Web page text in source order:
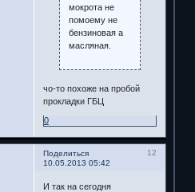
мокрота не
помоему не
бензиновая а
масляная.
чо-то похоже на пробой
прокладки ГБЦ
0
Поделиться
12
10.05.2013 05:42
И так на сегодня